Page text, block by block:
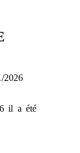
2026
il a été